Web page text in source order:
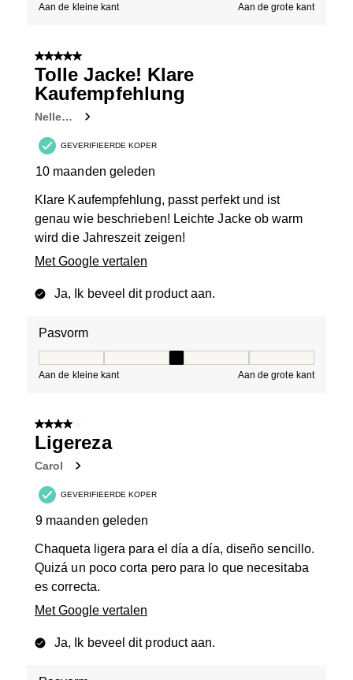
Aan de kleine kant Aan de grote kant
5 van 5 sterren.
Tolle Jacke! Klare
Kaufempfehlung
Nelle…
GEVERIFIEERDE KOPER
10 maanden geleden
Klare Kaufempfehlung, passt perfekt und ist
genau wie beschrieben! Leichte Jacke ob warm
wird die Jahreszeit zeigen!
Met Google vertalen
Ja, Ik beveel dit product aan.
Pasvorm
Aan de kleine kant Aan de grote kant
4 van 5 sterren.
Ligereza
Carol
GEVERIFIEERDE KOPER
9 maanden geleden
Chaqueta ligera para el día a día, diseño sencillo.
Quizá un poco corta pero para lo que necesitaba
es correcta.
Met Google vertalen
Ja, Ik beveel dit product aan.